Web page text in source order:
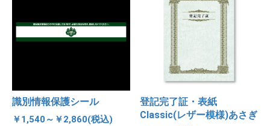
識別情報保護シール
￥1,540～￥2,860(税込)
登記完了証・表紙
Classic(レザー模様)あさぎ